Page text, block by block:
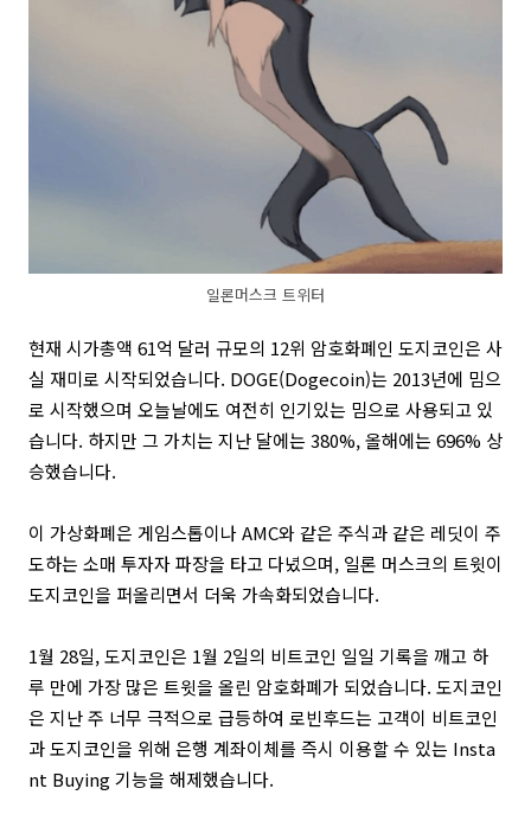
일론머스크 트위터
현재 시가총액 61억 달러 규모의 12위 암호화폐인 도지코인은 사
실 재미로 시작되었습니다. DOGE(Dogecoin)는 2013년에 밈으
로 시작했으며 오늘날에도 여전히 인기있는 밈으로 사용되고 있
습니다. 하지만 그 가치는 지난 달에는 380%, 올해에는 696% 상
승했습니다.
이 가상화폐은 게임스톱이나 AMC와 같은 주식과 같은 레딧이 주
도하는 소매 투자자 파장을 타고 다녔으며, 일론 머스크의 트윗이
도지코인을 퍼올리면서 더욱 가속화되었습니다.
1월 28일, 도지코인은 1월 2일의 비트코인 일일 기록을 깨고 하
루 만에 가장 많은 트윗을 올린 암호화폐가 되었습니다. 도지코인
은 지난 주 너무 극적으로 급등하여 로빈후드는 고객이 비트코인
과 도지코인을 위해 은행 계좌이체를 즉시 이용할 수 있는 Insta
nt Buying 기능을 해제했습니다.